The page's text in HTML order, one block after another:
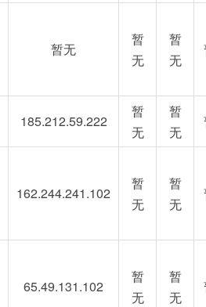
暂无
暂
无
暂
无
185.212.59.222
暂
无
暂
无
162.244.241.102
暂
无
暂
无
65.49.131.102
暂
无
暂
无